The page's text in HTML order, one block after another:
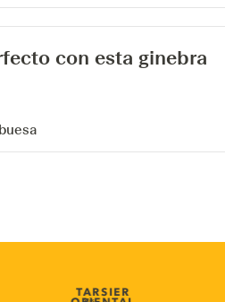
con esta ginebra